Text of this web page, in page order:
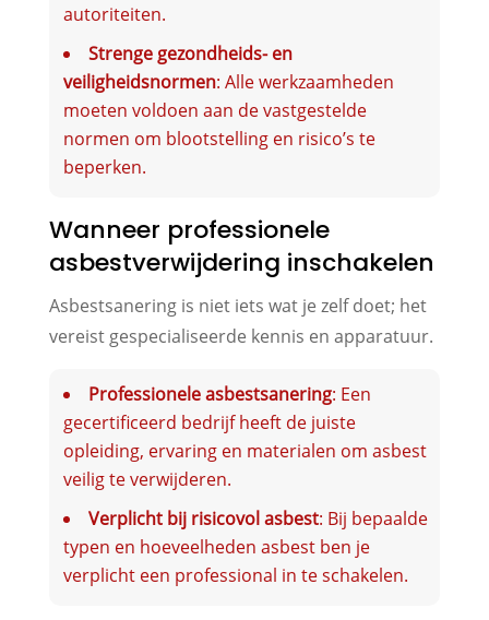
autoriteiten.
Strenge gezondheids- en
veiligheidsnormen: Alle werkzaamheden
moeten voldoen aan de vastgestelde
normen om blootstelling en risico’s te
beperken.
Wanneer professionele
asbestverwijdering inschakelen
Asbestsanering is niet iets wat je zelf doet; het
vereist gespecialiseerde kennis en apparatuur.
Professionele asbestsanering: Een
gecertificeerd bedrijf heeft de juiste
opleiding, ervaring en materialen om asbest
veilig te verwijderen.
Verplicht bij risicovol asbest: Bij bepaalde
typen en hoeveelheden asbest ben je
verplicht een professional in te schakelen.